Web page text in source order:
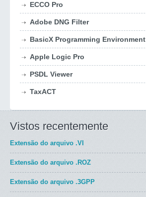
ECCO Pro
Adobe DNG Filter
BasicX Programming Environment
Apple Logic Pro
PSDL Viewer
TaxACT
Vistos recentemente
Extensão do arquivo .VI
Extensão do arquivo .ROZ
Extensão do arquivo .3GPP